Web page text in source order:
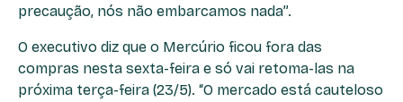
precaução, nós não embarcamos nada”.
O executivo diz que o Mercúrio ficou fora das
compras nesta sexta-feira e só vai retoma-las na
próxima terça-feira (23/5). “O mercado está cauteloso